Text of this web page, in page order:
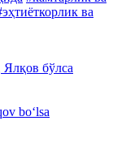
ва
Ялқов бўлса
bo‘lsa